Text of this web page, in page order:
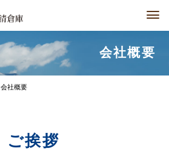
会社概要
会社概要
ご挨拶